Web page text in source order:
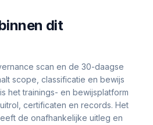
dit
scan en de 30-daagse
scope, classificatie en bewijs
het trainings- en bewijsplatform
certificaten en records. Het
de onafhankelijke uitleg en